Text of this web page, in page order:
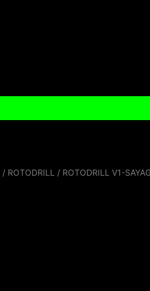
/ ROTODRILL / ROTODRILL V1-